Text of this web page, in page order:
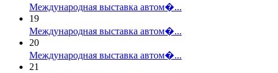
Международная выставка автом�...
19
Международная выставка автом�...
20
Международная выставка автом�...
21